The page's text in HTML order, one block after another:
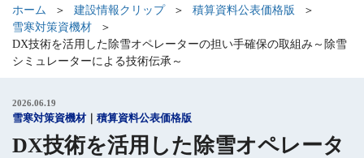
ホーム 建設情報クリップ
積算資料公表価格版
雪寒対策資機材
DX技術を活用した除雪オペレーターの担い手確保の取組み～除雪
シミュレーターによる技術伝承～
2026.06.19
雪寒対策資機材 積算資料公表価格版
DX技術を活用した除雪オペレータ